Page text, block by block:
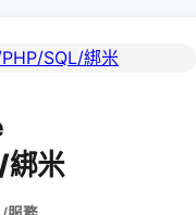
米